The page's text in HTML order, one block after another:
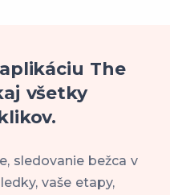
The
všetky
sledovanie bežca v
vaše etapy,